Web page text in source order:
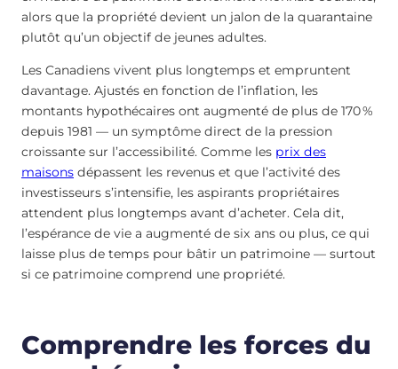
alors que la propriété devient un jalon de la quarantaine
plutôt qu’un objectif de jeunes adultes.
Les Canadiens vivent plus longtemps et empruntent
davantage. Ajustés en fonction de l’inflation, les
montants hypothécaires ont augmenté de plus de 170 %
depuis 1981 — un symptôme direct de la pression
croissante sur l’accessibilité. Comme les prix des
maisons dépassent les revenus et que l’activité des
investisseurs s’intensifie, les aspirants propriétaires
attendent plus longtemps avant d’acheter. Cela dit,
l’espérance de vie a augmenté de six ans ou plus, ce qui
laisse plus de temps pour bâtir un patrimoine — surtout
si ce patrimoine comprend une propriété.
Comprendre les forces du